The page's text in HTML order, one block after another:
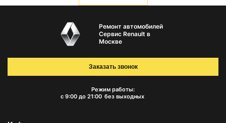
Ремонт автомобилей
Сервис Renault в
Москве
Режим работы:
с 9:00 до 21:00 без выходных
Заказать звонок